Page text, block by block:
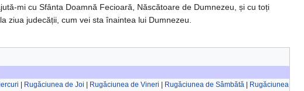
mi cu Sfânta Doamnă Fe­cioa­ră, Năs­că­toa­re de Dumnezeu, și cu toți
ziua judecății, cum vei sta înaintea lui Dumnezeu.
Rugăciunea de Joi Rugăciunea de Vineri Rugăciunea de Sâmbătă
Rugăciunea